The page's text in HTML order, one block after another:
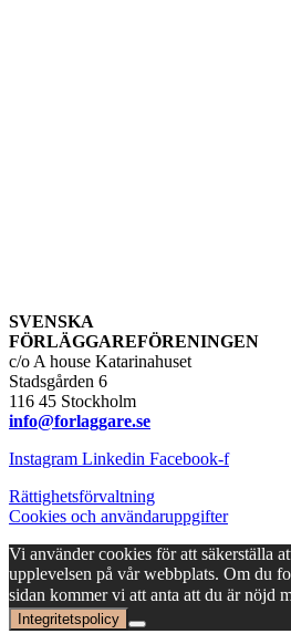
SVENSKA
FÖRLÄGGAREFÖRENINGEN
c/o A house Katarinahuset
Stadsgården 6
116 45 Stockholm
info@forlaggare.se
Instagram Linkedin Facebook-f
Rättighetsförvaltning
Cookies och användaruppgifter
Vi använder cookies för att säkerställa
upplevelsen på vår webbplats. Om du
sidan kommer vi att anta att du är nöjd
Integritetspolicy